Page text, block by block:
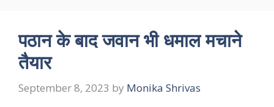
पठान के बाद जवान भी धमाल मचाने
तैयार
September 8, 2023 by Monika Shrivas